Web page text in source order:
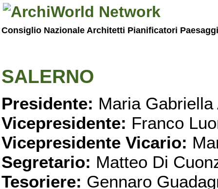
Consiglio Nazionale Architetti Pianificatori
SALERNO
Presidente: Maria Gabriella
Vicepresidente: Franco
Vicepresidente Vicario:
Segretario: Matteo Di
Tesoriere: Gennaro